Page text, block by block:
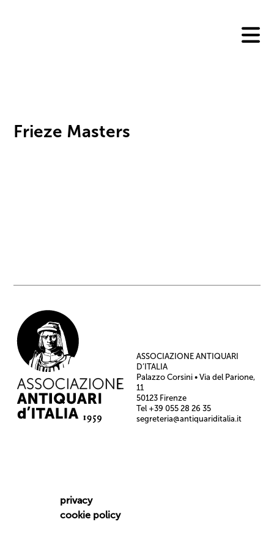
Frieze Masters
ASSOCIAZIONE ANTIQUARI
D’ITALIA
Palazzo Corsini • Via del Parione,
11
50123 Firenze
Tel +39 055 28 26 35
segreteria@antiquariditalia.it
privacy
cookie policy